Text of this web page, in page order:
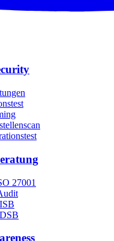
27001